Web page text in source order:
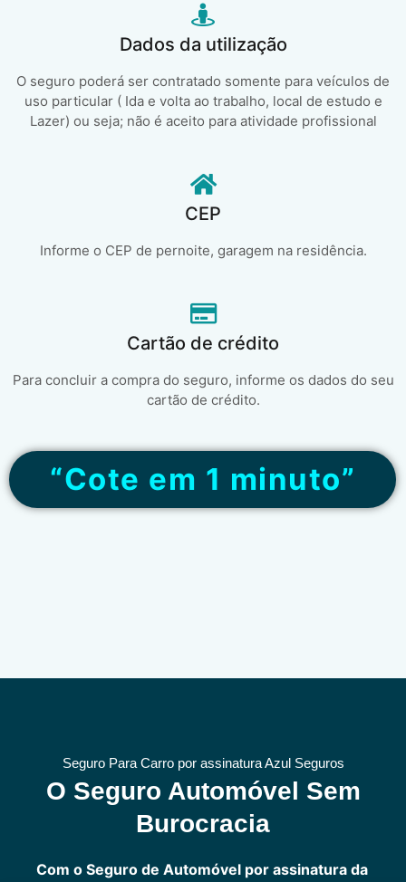
Dados da utilização
O seguro poderá ser contratado somente para veículos de
uso particular ( Ida e volta ao trabalho, local de estudo e
Lazer) ou seja; não é aceito para atividade profissional
CEP
Informe o CEP de pernoite, garagem na residência.
Cartão de crédito
Para concluir a compra do seguro, informe os dados do seu
cartão de crédito.
“Cote em 1 minuto”
Seguro Para Carro por assinatura Azul Seguros
O Seguro Automóvel Sem
Burocracia
Com o Seguro de Automóvel por assinatura da